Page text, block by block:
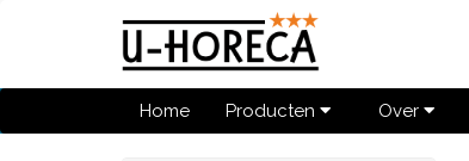
Home Producten Over